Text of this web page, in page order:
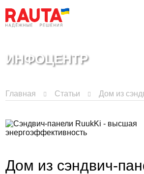
ИНФОЦЕНТР
Главная Статьи Дом из
Дом из сэндвич-